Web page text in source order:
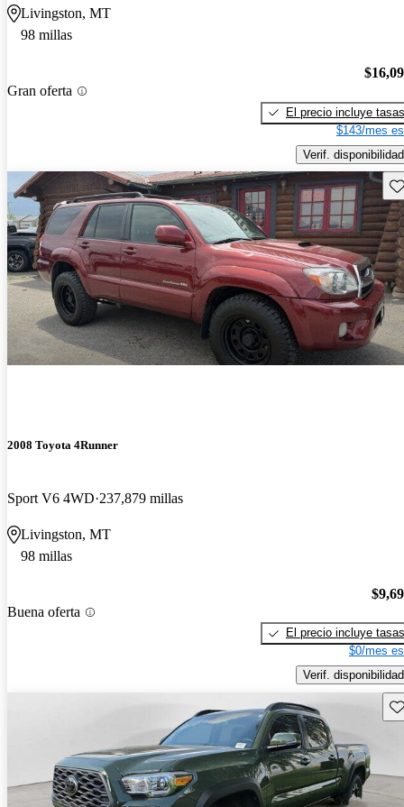
Livingston, MT
98 millas
Gran oferta
El precio incluye tasas
$143/mes
Verif. disponibilidad
2008 Toyota 4Runner
Sport V6 4WD 237,879 millas
Livingston, MT
98 millas
Buena oferta
El precio incluye tasas
$0/mes
Verif. disponibilidad